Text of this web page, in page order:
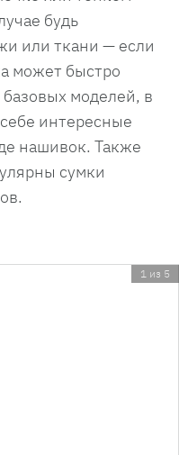
будь
или ткани — если
может быстро
моделей, в
интересные
нашивок. Также
сумки
1 из 5